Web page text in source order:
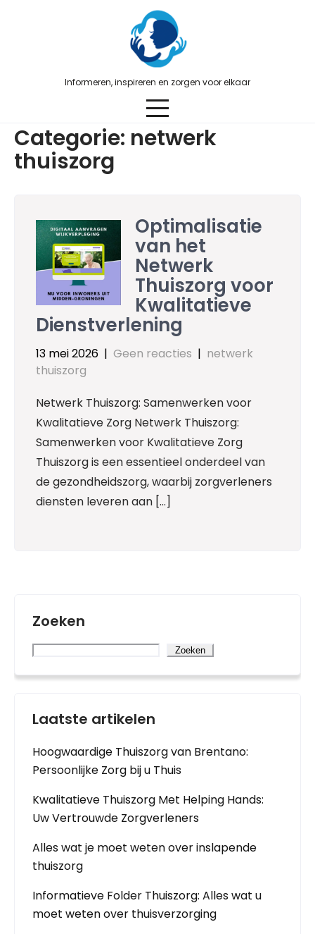
Informeren, inspireren en zorgen voor elkaar
Categorie: netwerk
thuiszorg
Optimalisatie
van het
Netwerk
Thuiszorg voor
Kwalitatieve
Dienstverlening
13 mei 2026 | Geen reacties | netwerk
thuiszorg
Netwerk Thuiszorg: Samenwerken voor
Kwalitatieve Zorg Netwerk Thuiszorg:
Samenwerken voor Kwalitatieve Zorg
Thuiszorg is een essentieel onderdeel van
de gezondheidszorg, waarbij zorgverleners
diensten leveren aan […]
Zoeken
Zoeken
Laatste artikelen
Hoogwaardige Thuiszorg van Brentano:
Persoonlijke Zorg bij u Thuis
Kwalitatieve Thuiszorg Met Helping Hands:
Uw Vertrouwde Zorgverleners
Alles wat je moet weten over inslapende
thuiszorg
Informatieve Folder Thuiszorg: Alles wat u
moet weten over thuisverzorging